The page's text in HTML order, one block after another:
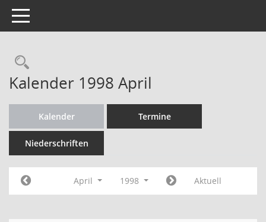
Toggle navigation
Rechercheauswahl
Kalender 1998 April
Kalender Termine
Niederschriften
April 1998 Aktuell